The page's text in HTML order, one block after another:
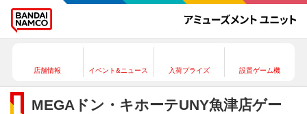
店舗情報 イベント&ニュース 入荷プライズ 設置ゲーム機
MEGAドン・キホーテUNY魚津店ゲー